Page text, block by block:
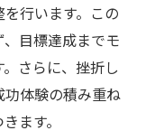
ポイント
実感できるダ
いパーソナル
行います。この
目標達成までモ
さらに、挫折し
体験の積み重ね
ます。